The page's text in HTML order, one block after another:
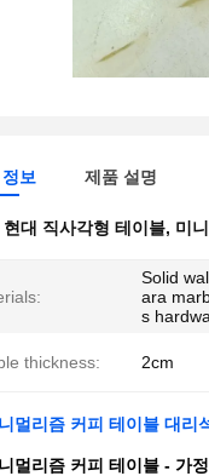
보 제품 설명
현대 직사각형 테이블, 미
Solid
ara
s
thickness: 2cm
멀리즘 커피 테이블 대리
멀리즘 커피 테이블 - 가